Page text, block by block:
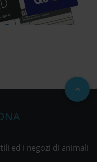
ed i negozi di animali